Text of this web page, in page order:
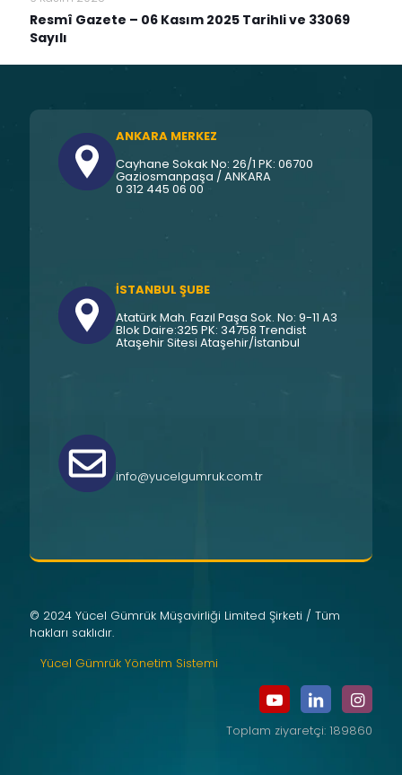
Resmî Gazete – 06 Kasım 2025 Tarihli ve 33069
Sayılı
ANKARA MERKEZ
Cayhane Sokak No: 26/1 PK: 06700
Gaziosmanpaşa / ANKARA
0 312 445 06 00
İSTANBUL ŞUBE
Atatürk Mah. Fazıl Paşa Sok. No: 9-11 A3
Blok Daire:325 PK: 34758 Trendist
Ataşehir Sitesi Ataşehir/İstanbul
info@yucelgumruk.com.tr
© 2024 Yücel Gümrük Müşavirliği Limited Şirketi / Tüm
hakları saklıdır.
Yücel Gümrük Yönetim Sistemi
Toplam ziyaretçi: 189860